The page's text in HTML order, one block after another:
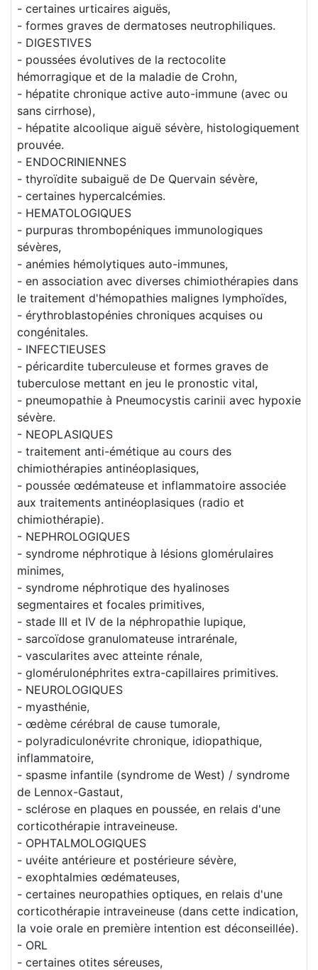
- certaines urticaires aiguës,
- formes graves de dermatoses neutrophiliques.
- DIGESTIVES
- poussées évolutives de la rectocolite
hémorragique et de la maladie de Crohn,
- hépatite chronique active auto-immune (avec ou
sans cirrhose),
- hépatite alcoolique aiguë sévère, histologiquement
prouvée.
- ENDOCRINIENNES
- thyroïdite subaiguë de De Quervain sévère,
- certaines hypercalcémies.
- HEMATOLOGIQUES
- purpuras thrombopéniques immunologiques
sévères,
- anémies hémolytiques auto-immunes,
- en association avec diverses chimiothérapies dans
le traitement d'hémopathies malignes lymphoïdes,
- érythroblastopénies chroniques acquises ou
congénitales.
- INFECTIEUSES
- péricardite tuberculeuse et formes graves de
tuberculose mettant en jeu le pronostic vital,
- pneumopathie à Pneumocystis carinii avec hypoxie
sévère.
- NEOPLASIQUES
- traitement anti-émétique au cours des
chimiothérapies antinéoplasiques,
- poussée œdémateuse et inflammatoire associée
aux traitements antinéoplasiques (radio et
chimiothérapie).
- NEPHROLOGIQUES
- syndrome néphrotique à lésions glomérulaires
minimes,
- syndrome néphrotique des hyalinoses
segmentaires et focales primitives,
- stade III et IV de la néphropathie lupique,
- sarcoïdose granulomateuse intrarénale,
- vascularites avec atteinte rénale,
- glomérulonéphrites extra-capillaires primitives.
- NEUROLOGIQUES
- myasthénie,
- œdème cérébral de cause tumorale,
- polyradiculonévrite chronique, idiopathique,
inflammatoire,
- spasme infantile (syndrome de West) / syndrome
de Lennox-Gastaut,
- sclérose en plaques en poussée, en relais d'une
corticothérapie intraveineuse.
- OPHTALMOLOGIQUES
- uvéite antérieure et postérieure sévère,
- exophtalmies œdémateuses,
- certaines neuropathies optiques, en relais d'une
corticothérapie intraveineuse (dans cette indication,
la voie orale en première intention est déconseillée).
- ORL
- certaines otites séreuses,